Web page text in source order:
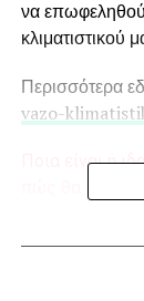
να
κλιματιστικού
Περισσότερα
vazo-
Ποια είναι η
πώς θα τη